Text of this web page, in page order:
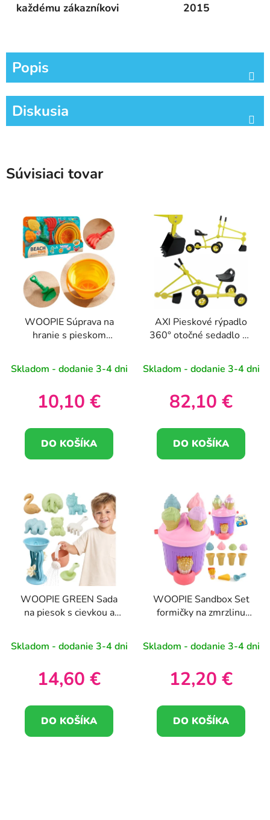
každému zákazníkovi
2015
Popis
Diskusia
Súvisiaci tovar
WOOPIE Súprava na
hranie s pieskom
Skladacie vedierko na
piesok s lopatkami Tvar
Skladom - dodanie 3-4 dni
10,10 €
DO KOŠÍKA
AXI Pieskové rýpadlo
360° otočné sedadlo do
Skladom - dodanie 3-4 dni
82,10 €
DO KOŠÍKA
WOOPIE GREEN Sada
na piesok s cievkou a
ks BIOLOGICKY
ROZLOŽITEĽNÝ
MATERIÁL
Skladom - dodanie 3-4 dni
14,60 €
DO KOŠÍKA
WOOPIE Sandbox Set
formičky na zmrzlinu
Skladom - dodanie 3-4 dni
12,20 €
DO KOŠÍKA